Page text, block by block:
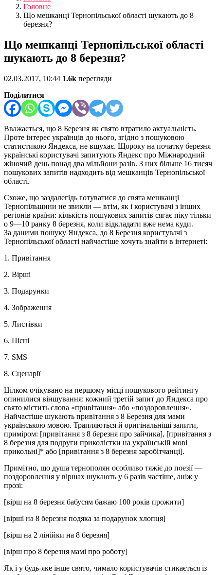
Головне
Що мешканці Тернопільської області шукають до 8
березня?
Що мешканці Тернопільської області
шукають до 8 березня?
02.03.2017, 10:44 1.6k перегляди
Поділитися
Вважається, що 8 Березня як свято втратило актуальність.
Проте інтерес українців до нього, згідно з пошуковою
статистикою Яндекса, не вщухає. Щороку на початку березня
українські користувачі запитують Яндекс про Міжнародний
жіночий день понад два мільйони разів. З них більше 16 тисяч
пошукових запитів надходить від мешканців Тернопільської
області.
Схоже, що заздалегідь готуватися до свята мешканці
Тернопільщини не звикли — втім, як і користувачі з інших
регіонів країни: кількість пошукових запитів сягає піку тільки
о 9—10 ранку 8 березня, коли відкладати вже нема куди.
За даними пошуку Яндекса, до 8 Березня користувачі з
Тернопільської області найчастіше хочуть знайти в інтернеті:
1. Привітання
2. Вірші
3. Подарунки
4. Зображення
5. Листівки
6. Пісні
7. SMS
8. Сценарії
Цілком очікувано на першому місці пошукового рейтингу
опинилися віншування: кожний третій запит до Яндекса про
свято містить слова «привітання» або «поздоровлення».
Найчастіше шукають привітання з 8 Березня для мами
українською мовою. Трапляються й оригінальніші запити,
приміром: [привітання з 8 березня про зайчика], [привітання з
8 березня для подруги приколістки на українській мові
прикольні]* або [привітання з 8 березня заробітчанці].
Примітно, що душа тернополян особливо тяжіє до поезії —
поздоровлення у віршах шукають у 6 разів частіше, аніж у
прозі:
[вірш на 8 березня бабусям бажаю 100 років прожити]
[вірші на 8 березня подяка за подарунок хлопця]
[вірш на 2 лінійки на 8 березня]
[вірш про 8 березня мамі про роботу]
Як і у будь-яке інше свято, чимало користувачів стикається із